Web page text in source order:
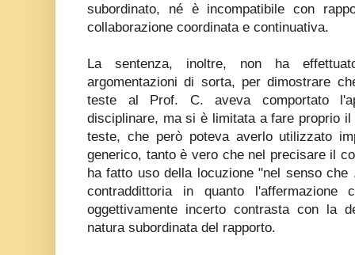
subordinato, né è incompatibile con
collaborazione coordinata e continuativa.
La sentenza, inoltre, non ha
argomentazioni di sorta, per dimostrare
teste al Prof. C. aveva comportato
disciplinare, ma si è limitata a fare proprio
teste, che però poteva averlo utilizzato
generico, tanto è vero che nel precisare il
ha fatto uso della locuzione "nel senso che
contraddittoria in quanto
oggettivamente incerto contrasta con la
natura subordinata del rapporto.